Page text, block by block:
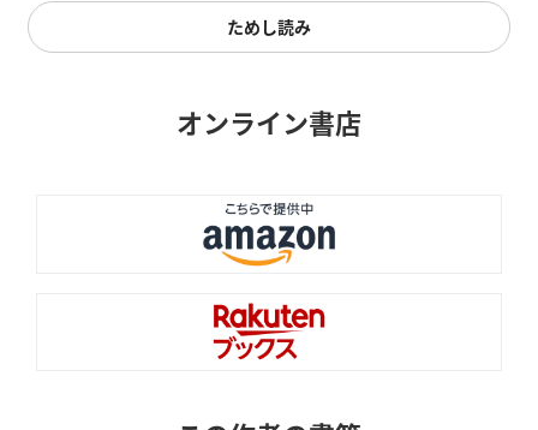
ためし読み
オンライン書店